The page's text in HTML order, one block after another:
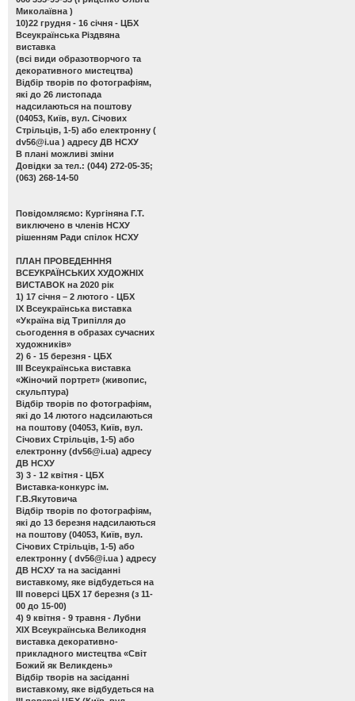
Миколаївна )
10)22 грудня - 16 січня - ЦБХ
Всеукраїнська Різдвяна
виставка
(всі види образотворчого та
декоративного мистецтва)
Відбір творів по фотографіям,
які до 26 листопада
надсилаються на поштову
(04053, Київ, вул. Січових
Стрільців, 1-5) або електронну (
dv56@i.ua ) адресу ДВ НСХУ
В плані можливі зміни
Довідки за тел.: (044) 272-05-35;
(063) 268-14-50
Повідомляємо: Кургіняна Г.Т.
виключено в членів НСХУ
рішенням Ради спілок НСХУ
ПЛАН ПРОВЕДЕНННЯ
ВСЕУКРАЇНСЬКИХ ХУДОЖНІХ
ВИСТАВОК на 2020 рік
1) 17 січня – 2 лютого - ЦБХ
ІХ Всеукраїнська виставка
«Україна від Трипілля до
сьогодення в образах сучасних
художників»
2) 6 - 15 березня - ЦБХ
ІІІ Всеукраїнська виставка
«Жіночий портрет» (живопис,
скульптура)
Відбір творів по фотографіям,
які до 14 лютого надсилаються
на поштову (04053, Київ, вул.
Січових Стрільців, 1-5) або
електронну (dv56@i.ua) адресу
ДВ НСХУ
3) 3 - 12 квітня - ЦБХ
Виставка-конкурс ім.
Г.В.Якутовича
Відбір творів по фотографіям,
які до 13 березня надсилаються
на поштову (04053, Київ, вул.
Січових Стрільців, 1-5) або
електронну ( dv56@i.ua ) адресу
ДВ НСХУ та на засіданні
виставкому, яке відбудеться на
ІІІ поверсі ЦБХ 17 березня (з 11-
00 до 15-00)
4) 9 квітня - 9 травня - Лубни
ХІХ Всеукраїнська Великодня
виставка декоративно-
прикладного мистецтва «Світ
Божий як Великдень»
Відбір творів на засіданні
виставкому, яке відбудеться на